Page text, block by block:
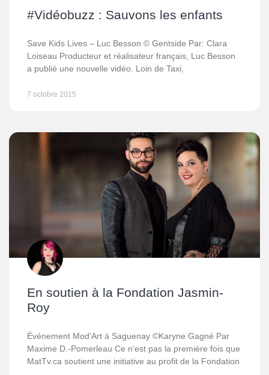
#Vidéobuzz : Sauvons les enfants
Save Kids Lives – Luc Besson © Gentside Par: Clara
Loiseau Producteur et réalisateur français, Luc Besson
a publié une nouvelle vidéo. Loin de Taxi,
7 octobre 2015
En soutien à la Fondation Jasmin-
Roy
Événement Mod’Art à Saguenay ©Karyne Gagné Par
Maxime D.-Pomerleau Ce n’est pas la première fois que
MatTv.ca soutient une initiative au profit de la Fondation